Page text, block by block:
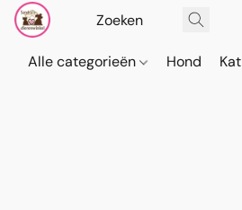
Alle categorieën Hond Kat